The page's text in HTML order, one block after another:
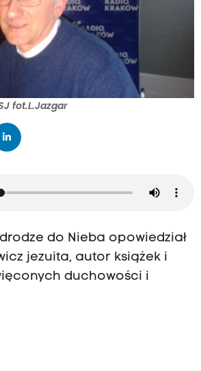
fot.L.Jazgar
do Nieba opowiedział
jezuita, autor książek i
duchowości i